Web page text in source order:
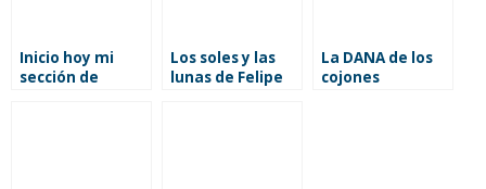
Inicio hoy mi
sección de
Los soles y las
lunas de Felipe
La DANA de los
cojones